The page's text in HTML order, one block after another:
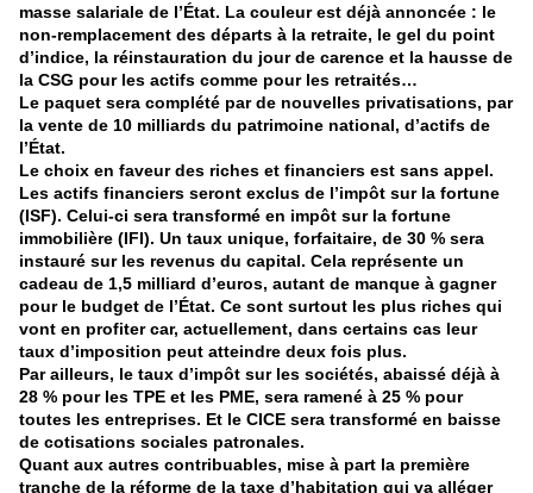
masse salariale de l’État. La couleur est déjà annoncée : le
non-remplacement des départs à la retraite, le gel du point
d’indice, la réinstauration du jour de carence et la hausse de
la CSG pour les actifs comme pour les retraités…
Le paquet sera complété par de nouvelles privatisations, par
la vente de 10 milliards du patrimoine national, d’actifs de
l’État.
Le choix en faveur des riches et financiers est sans appel.
Les actifs financiers seront exclus de l’impôt sur la fortune
(ISF). Celui-ci sera transformé en impôt sur la fortune
immobilière (IFI). Un taux unique, forfaitaire, de 30 % sera
instauré sur les revenus du capital. Cela représente un
cadeau de 1,5 milliard d’euros, autant de manque à gagner
pour le budget de l’État. Ce sont surtout les plus riches qui
vont en profiter car, actuellement, dans certains cas leur
taux d’imposition peut atteindre deux fois plus.
Par ailleurs, le taux d’impôt sur les sociétés, abaissé déjà à
28 % pour les TPE et les PME, sera ramené à 25 % pour
toutes les entreprises. Et le CICE sera transformé en baisse
de cotisations sociales patronales.
Quant aux autres contribuables, mise à part la première
tranche de la réforme de la taxe d’habitation qui va alléger